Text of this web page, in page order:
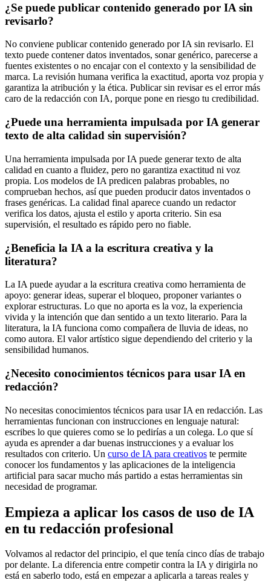
¿Se puede publicar contenido generado por IA sin
revisarlo?
No conviene publicar contenido generado por IA sin revisarlo. El
texto puede contener datos inventados, sonar genérico, parecerse a
fuentes existentes o no encajar con el contexto y la sensibilidad de
marca. La revisión humana verifica la exactitud, aporta voz propia y
garantiza la atribución y la ética. Publicar sin revisar es el error más
caro de la redacción con IA, porque pone en riesgo tu credibilidad.
¿Puede una herramienta impulsada por IA generar
texto de alta calidad sin supervisión?
Una herramienta impulsada por IA puede generar texto de alta
calidad en cuanto a fluidez, pero no garantiza exactitud ni voz
propia. Los modelos de IA predicen palabras probables, no
comprueban hechos, así que pueden producir datos inventados o
frases genéricas. La calidad final aparece cuando un redactor
verifica los datos, ajusta el estilo y aporta criterio. Sin esa
supervisión, el resultado es rápido pero no fiable.
¿Beneficia la IA a la escritura creativa y la
literatura?
La IA puede ayudar a la escritura creativa como herramienta de
apoyo: generar ideas, superar el bloqueo, proponer variantes o
explorar estructuras. Lo que no aporta es la voz, la experiencia
vivida y la intención que dan sentido a un texto literario. Para la
literatura, la IA funciona como compañera de lluvia de ideas, no
como autora. El valor artístico sigue dependiendo del criterio y la
sensibilidad humanos.
¿Necesito conocimientos técnicos para usar IA en
redacción?
No necesitas conocimientos técnicos para usar IA en redacción. Las
herramientas funcionan con instrucciones en lenguaje natural:
escribes lo que quieres como se lo pedirías a un colega. Lo que sí
ayuda es aprender a dar buenas instrucciones y a evaluar los
resultados con criterio. Un curso de IA para creativos te permite
conocer los fundamentos y las aplicaciones de la inteligencia
artificial para sacar mucho más partido a estas herramientas sin
necesidad de programar.
Empieza a aplicar los casos de uso de IA
en tu redacción profesional
Volvamos al redactor del principio, el que tenía cinco días de trabajo
por delante. La diferencia entre competir contra la IA y dirigirla no
está en saberlo todo, está en empezar a aplicarla a tareas reales y